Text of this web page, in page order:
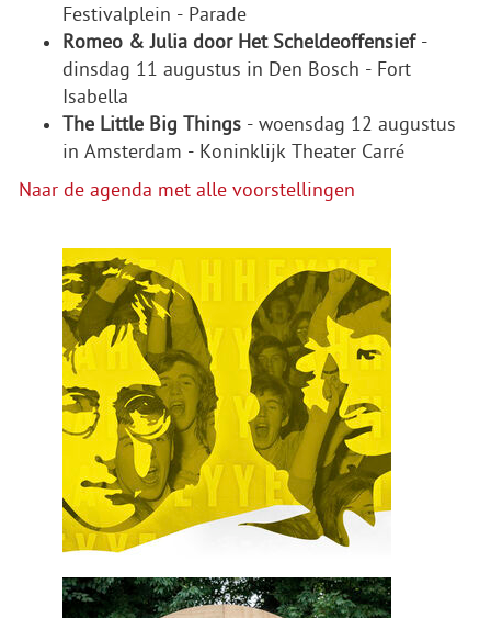
Festivalplein - Parade
Romeo & Julia door Het Scheldeoffensief-
dinsdag 11 augustus in Den Bosch - Fort
Isabella
The Little Big Things - woensdag 12 augustus
in Amsterdam - Koninklijk Theater Carré
Naar de agenda met alle voorstellingen